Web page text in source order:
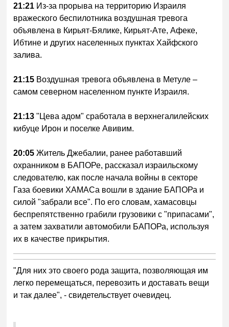
21:21 Из-за прорыва на территорию Израиля
вражеского беспилотника воздушная тревога
объявлена в Кирьят-Бялике, Кирьят-Ате, Афеке,
Ибтине и других населенных пунктах Хайфского
залива.
21:15 Воздушная тревога объявлена в Метуле –
самом северном населенном пункте Израиля.
21:13 "Цева адом" сработала в верхнегалилейских
кибуце Ирон и поселке Авивим.
20:05 Житель Джебалии, ранее работавший
охранником в БАПОРе, рассказал израильскому
следователю, как после начала войны в секторе
Газа боевики ХАМАСа вошли в здание БАПОРа и
силой "забрали все". По его словам, хамасовцы
беспрепятственно грабили грузовики с "припасами",
а затем захватили автомобили БАПОРа, используя
их в качестве прикрытия.
"Для них это своего рода защита, позволяющая им
легко перемещаться, перевозить и доставать вещи
и так далее", - свидетельствует очевидец.